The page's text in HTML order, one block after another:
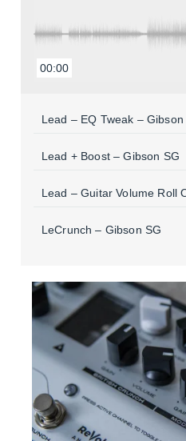
00:00
Lead – EQ Tweak – Gibson
Lead + Boost – Gibson SG
Lead – Guitar Volume Roll
LeCrunch – Gibson SG